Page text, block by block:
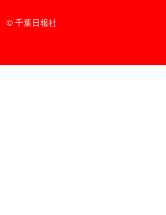
© 千葉日報社